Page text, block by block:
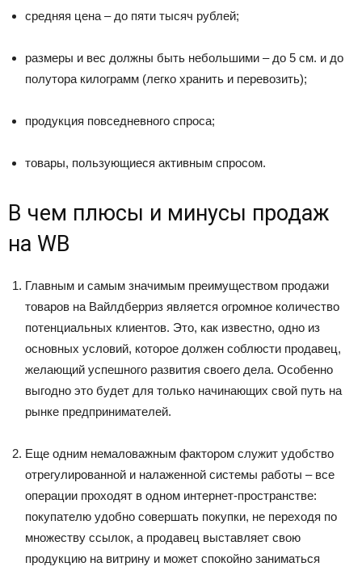
средняя цена – до пяти тысяч рублей;
размеры и вес должны быть небольшими – до 5 см. и до
полутора килограмм (легко хранить и перевозить);
продукция повседневного спроса;
товары, пользующиеся активным спросом.
В чем плюсы и минусы продаж
на WB
Главным и самым значимым преимуществом продажи
товаров на Вайлдберриз является огромное количество
потенциальных клиентов. Это, как известно, одно из
основных условий, которое должен соблюсти продавец,
желающий успешного развития своего дела. Особенно
выгодно это будет для только начинающих свой путь на
рынке предпринимателей.
Еще одним немаловажным фактором служит удобство
отрегулированной и налаженной системы работы – все
операции проходят в одном интернет-пространстве:
покупателю удобно совершать покупки, не переходя по
множеству ссылок, а продавец выставляет свою
продукцию на витрину и может спокойно заниматься